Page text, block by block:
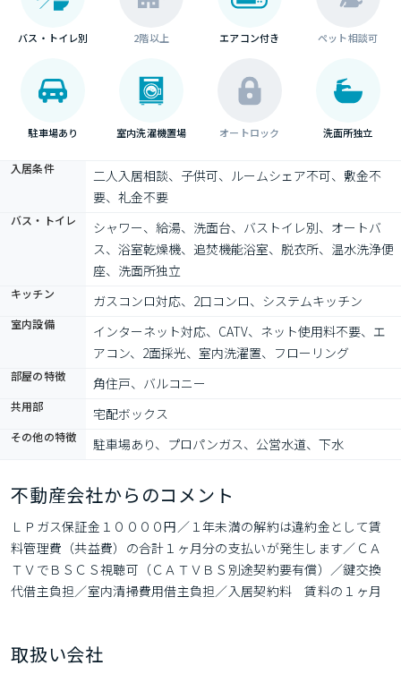
バス・トイレ別 2階以上 エアコン付き ペット相談可
駐車場あり 室内洗濯機置場 オートロック 洗面所独立
入居条件
二人入居相談、子供可、ルームシェア不可、敷金不
要、礼金不要
バス・トイレ
シャワー、給湯、洗面台、バストイレ別、オートバ
ス、浴室乾燥機、追焚機能浴室、脱衣所、温水洗浄便
座、洗面所独立
キッチン ガスコンロ対応、2口コンロ、システムキッチン
室内設備
インターネット対応、CATV、ネット使用料不要、エ
アコン、2面採光、室内洗濯置、フローリング
部屋の特徴 角住戸、バルコニー
共用部 宅配ボックス
その他の特徴 駐車場あり、プロパンガス、公営水道、下水
不動産会社からのコメント
ＬＰガス保証金１００００円／１年未満の解約は違約金として賃
料管理費（共益費）の合計１ヶ月分の支払いが発生します／ＣＡ
ＴＶでＢＳＣＳ視聴可（ＣＡＴＶＢＳ別途契約要有償）／鍵交換
代借主負担／室内清掃費用借主負担／入居契約料　賃料の１ヶ月
取扱い会社